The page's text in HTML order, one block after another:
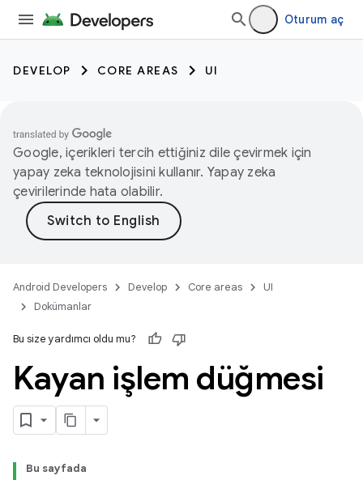
Oturum aç
DEVELOP CORE AREAS UI
Google, içerikleri tercih ettiğiniz dile çevirmek için
yapay zeka teknolojisini kullanır. Yapay zeka
çevirilerinde hata olabilir.
Android Developers Develop Core areas
UI
Dokümanlar
Bu size yardımcı oldu mu?
Kayan işlem düğmesi
Bu sayfada